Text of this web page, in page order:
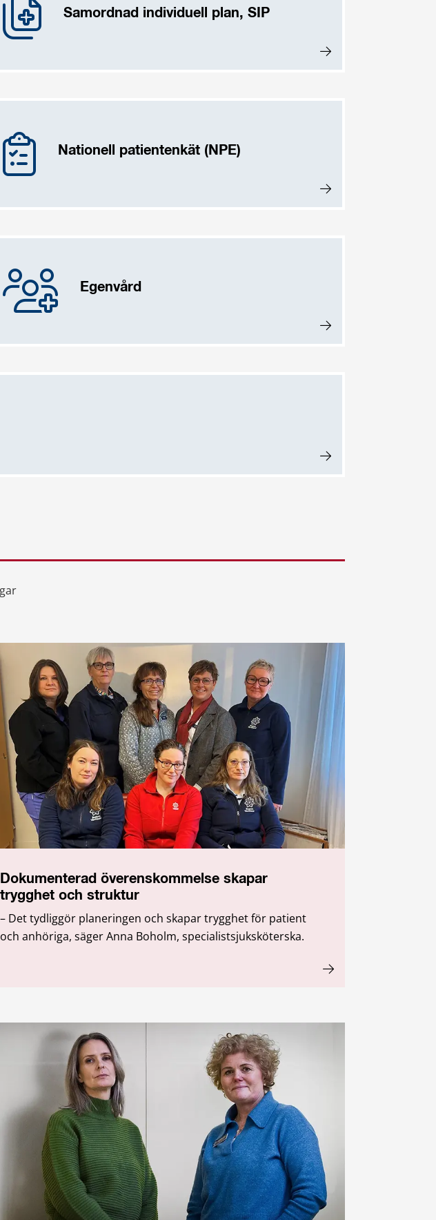
Samordnad individuell plan, SIP
Nationell patientenkät (NPE)
Egenvård
Dokumenterad överens­kommelse skapar
trygghet och struktur
– Det tydliggör planeringen och skapar trygghet för patient
och anhöriga, säger Anna Boholm, specialistsjuksköterska.